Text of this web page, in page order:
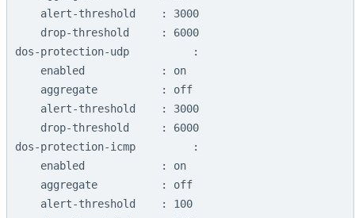
dos-protection-udp          :
dos-protection-icmp         :